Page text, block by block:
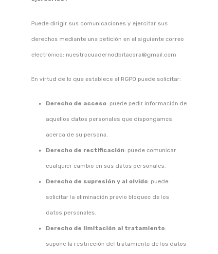
Puede dirigir sus comunicaciones y ejercitar sus
derechos mediante una petición en el siguiente correo
electrónico: nuestrocuadernodbitacora@gmail.com
En virtud de lo que establece el RGPD puede solicitar:
Derecho de acceso: puede pedir información de
aquellos datos personales que dispongamos
acerca de su persona.
Derecho de rectificación: puede comunicar
cualquier cambio en sus datos personales.
Derecho de supresión y al olvido: puede
solicitar la eliminación previo bloqueo de los
datos personales.
Derecho de limitación al tratamiento:
supone la restricción del tratamiento de los datos